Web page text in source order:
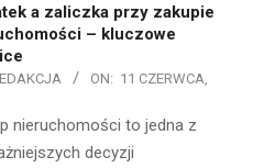
a zaliczka przy zakupie
– kluczowe
ON: 11 CZERWCA,
nieruchomości to jedna z
decyzji